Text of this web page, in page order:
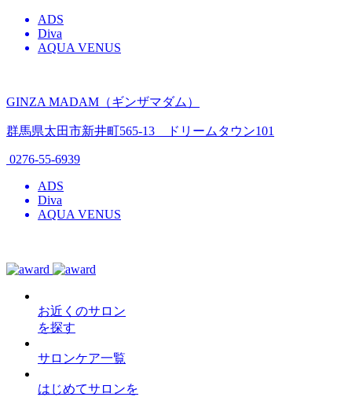
ADS
Diva
AQUA VENUS
GINZA MADAM（ギンザマダム）
群馬県太田市新井町565-13 ドリームタウン101
0276-55-6939
ADS
Diva
AQUA VENUS
お近くのサロン
を探す
サロンケア一覧
はじめてサロンを